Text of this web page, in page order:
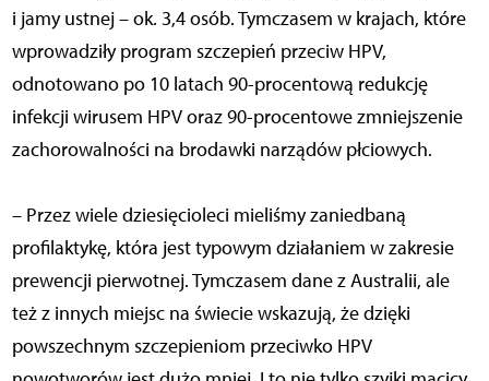
i jamy ustnej – ok. 3,4 osób. Tymczasem w krajach, które
wprowadziły program szczepień przeciw HPV,
odnotowano po 10 latach 90-procentową redukcję
infekcji wirusem HPV oraz 90-procentowe zmniejszenie
zachorowalności na brodawki narządów płciowych.
– Przez wiele dziesięcioleci mieliśmy zaniedbaną
profilaktykę, która jest typowym działaniem w zakresie
prewencji pierwotnej. Tymczasem dane z Australii, ale
też z innych miejsc na świecie wskazują, że dzięki
powszechnym szczepieniom przeciwko HPV